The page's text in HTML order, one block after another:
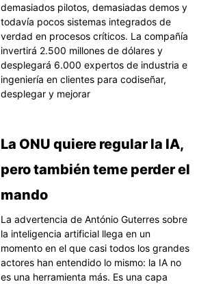
demasiados pilotos, demasiadas demos y
todavía pocos sistemas integrados de
verdad en procesos críticos. La compañía
invertirá 2.500 millones de dólares y
desplegará 6.000 expertos de industria e
ingeniería en clientes para codiseñar,
desplegar y mejorar
La ONU quiere regular la IA,
pero también teme perder el
mando
La advertencia de António Guterres sobre
la inteligencia artificial llega en un
momento en el que casi todos los grandes
actores han entendido lo mismo: la IA no
es una herramienta más. Es una capa